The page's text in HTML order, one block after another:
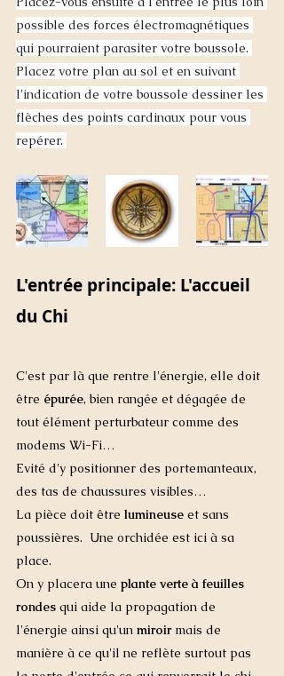
possible des forces électromagnétiques
qui pourraient parasiter votre boussole.
Placez votre plan au sol et en suivant
l'indication de votre boussole dessiner les
flèches des points cardinaux pour vous
repérer.
L'entrée principale: L'accueil
du Chi
C'est par là que rentre l'énergie, elle doit
être épurée, bien rangée et dégagée de
tout élément perturbateur comme des
modems Wi-Fi…
Evité d'y positionner des portemanteaux,
des tas de chaussures visibles…
La pièce doit être lumineuse et sans
poussières.  Une orchidée est ici à sa
place.
On y placera une plante verte à feuilles
rondes qui aide la propagation de
l'énergie ainsi qu'un miroir mais de
manière à ce qu'il ne reflète surtout pas